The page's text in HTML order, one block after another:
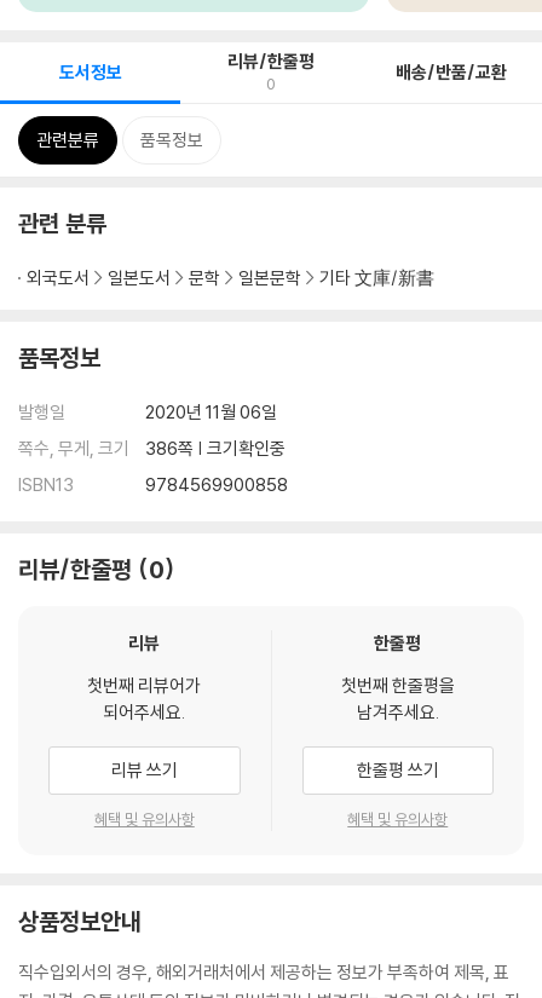
도서정보 리뷰/한줄평
0 배송/반품/교환
관련분류 품목정보
관련 분류
외국도서 일본도서 문학 일본문학 기타 文庫/新書
품목정보
발행일
2020년 11월 06일
쪽수, 무게, 크기
386쪽 | 크기확인중
ISBN13
9784569900858
리뷰/한줄평 0
리뷰
첫번째 리뷰어가
되어주세요.
리뷰 쓰기
혜택 및 유의사항
한줄평
첫번째 한줄평을
남겨주세요.
한줄평 쓰기
혜택 및 유의사항
상품정보안내
직수입외서의 경우, 해외거래처에서 제공하는 정보가 부족하여 제목, 표